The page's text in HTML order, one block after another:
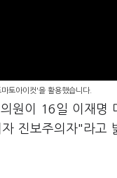
토아이컷'을 활용했습니다.
원이 16일 이재명
진보주의자"라고